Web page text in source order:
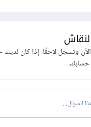
وتسجل لاحقًا. إذا كان
السؤال...